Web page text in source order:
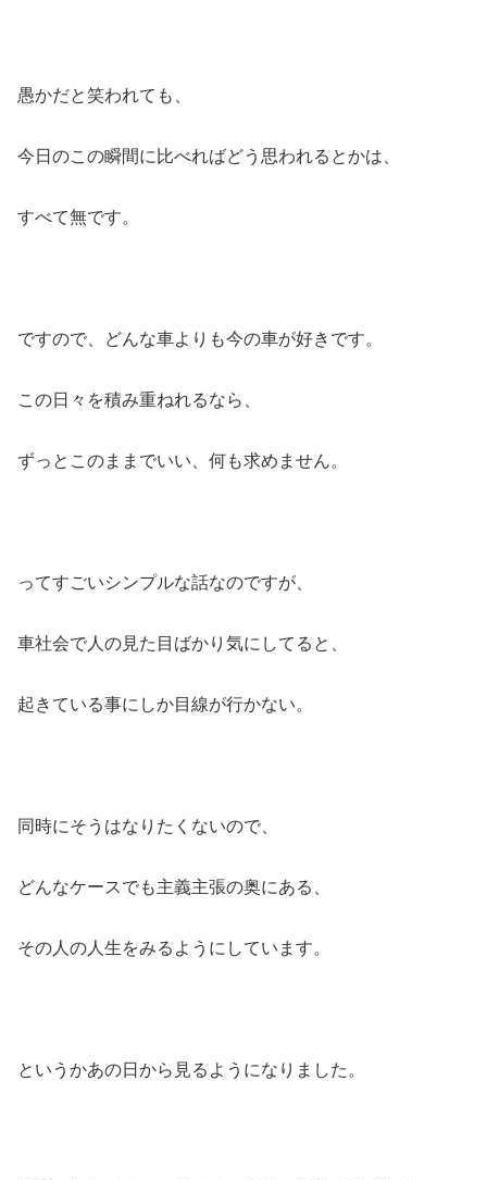
愚かだと笑われても、
今日のこの瞬間に比べればどう思われるとかは、
すべて無です。
ですので、どんな車よりも今の車が好きです。
この日々を積み重ねれるなら、
ずっとこのままでいい、何も求めません。
ってすごいシンプルな話なのですが、
車社会で人の見た目ばかり気にしてると、
起きている事にしか目線が行かない。
同時にそうはなりたくないので、
どんなケースでも主義主張の奥にある、
その人の人生をみるようにしています。
というかあの日から見るようになりました。